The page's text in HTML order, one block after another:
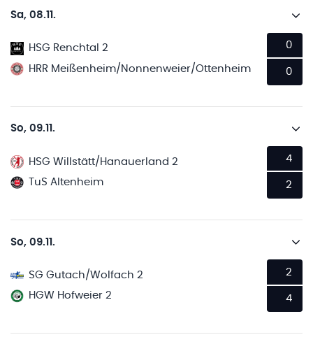
Sa, 08.11.
HSG Renchtal 2
HRR Meißenheim/Nonnenweier/Ottenheim
0
0
So, 09.11.
HSG Willstätt/Hanauerland 2
TuS Altenheim
4
2
So, 09.11.
SG Gutach/Wolfach 2
HGW Hofweier 2
2
4